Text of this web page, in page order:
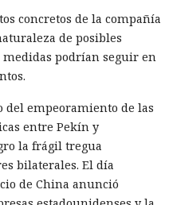
actualización, la estación
y se conectó con éxito
de descarga e
activada, ese
acción del usuario. Para
publicó NotWSUSpicious,
y permite
de pruebas.
que utilicen este
de laboratorio. Para
concretos de la compañía
de posibles
podrían seguir en
del empeoramiento de las
entre Pekín y
la frágil tregua
bilaterales. El día
de China anunció